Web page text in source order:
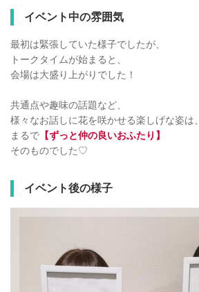
イベント中の雰囲気
最初は緊張していた様子でしたが、
トークタイムが始まると、
会場は大盛り上がりでした！
共通点や趣味の話題など、
様々なお話しに花を咲かせる楽しげな姿は、
まるで 【ずっと仲の良いおふたり】
そのものでした♡
イベント後の様子